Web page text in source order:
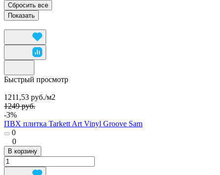
Сбросить все
Быстрый просмотр
1211,53 руб./м2
1249 руб.
-3%
ПВХ плитка Tarkett Art Vinyl Groove Sam
0
0
В корзину